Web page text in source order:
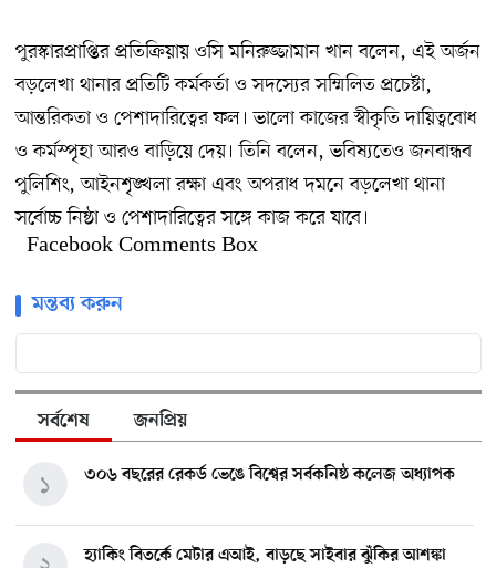
পুরস্কারপ্রাপ্তির প্রতিক্রিয়ায় ওসি মনিরুজ্জামান খান বলেন, এই অর্জন
বড়লেখা থানার প্রতিটি কর্মকর্তা ও সদস্যের সম্মিলিত প্রচেষ্টা,
আন্তরিকতা ও পেশাদারিত্বের ফল। ভালো কাজের স্বীকৃতি দায়িত্ববোধ
ও কর্মস্পৃহা আরও বাড়িয়ে দেয়। তিনি বলেন, ভবিষ্যতেও জনবান্ধব
পুলিশিং, আইনশৃঙ্খলা রক্ষা এবং অপরাধ দমনে বড়লেখা থানা
সর্বোচ্চ নিষ্ঠা ও পেশাদারিত্বের সঙ্গে কাজ করে যাবে।
Facebook Comments Box
মন্তব্য করুন
সর্বশেষ জনপ্রিয়
৩০৬ বছরের রেকর্ড ভেঙে বিশ্বের সর্বকনিষ্ঠ কলেজ অধ্যাপক
১
হ্যাকিং বিতর্কে মেটার এআই, বাড়ছে সাইবার ঝুঁকির আশঙ্কা